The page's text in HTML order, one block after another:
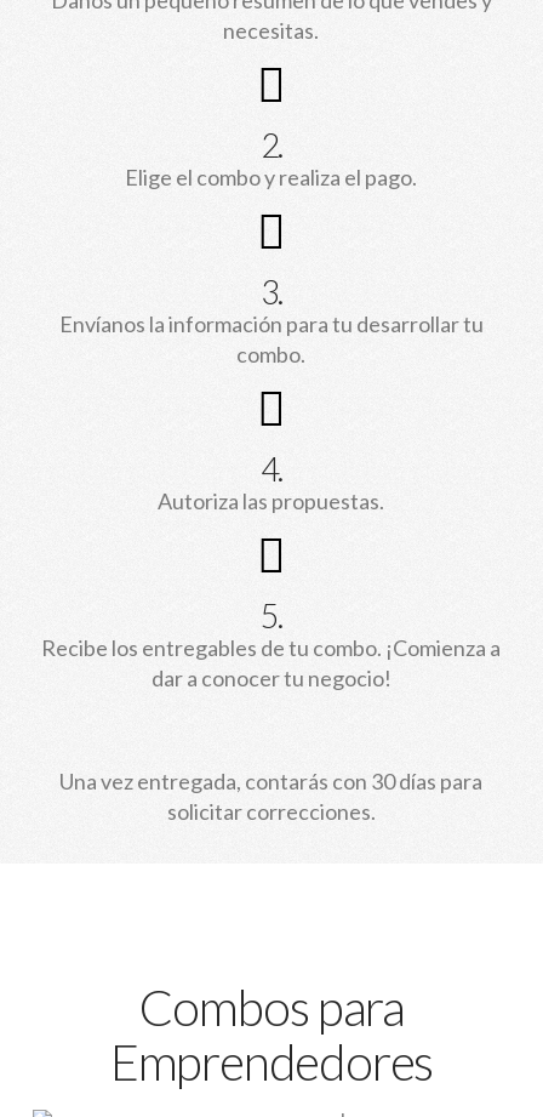
necesitas.
2.
Elige el combo y realiza el pago.
3.
Envíanos la información para tu desarrollar tu
combo.
4.
Autoriza las propuestas.
5.
Recibe los entregables de tu combo. ¡Comienza a
dar a conocer tu negocio!
Una vez entregada, contarás con 30 días para
solicitar correcciones.
Combos para
Emprendedores